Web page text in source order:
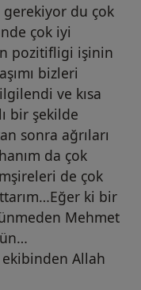
gerekiyor du çok
çok iyi
pozitifligi işinin
bizleri
ve kısa
bir şekilde
sonra ağrıları
da çok
de çok
ki bir
Mehmet
Allah